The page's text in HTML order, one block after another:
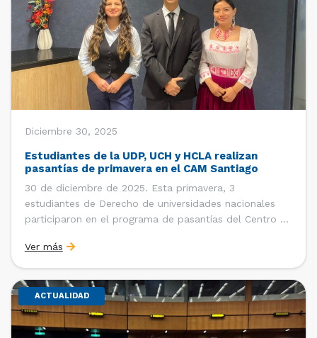
Diciembre 30, 2025
Estudiantes de la UDP, UCH y HCLA realizan
pasantías de primavera en el CAM Santiago
30 de diciembre de 2025. Esta primavera, 3
estudiantes de Derecho de universidades nacionales
participaron en el programa de pasantías del Centro de
de Santiago (CCS). Entre el 3 de noviembre y el 30 de
diciembre realizaron su pasantía Ingrid Ivania […]
Ver más
ACTUALIDAD